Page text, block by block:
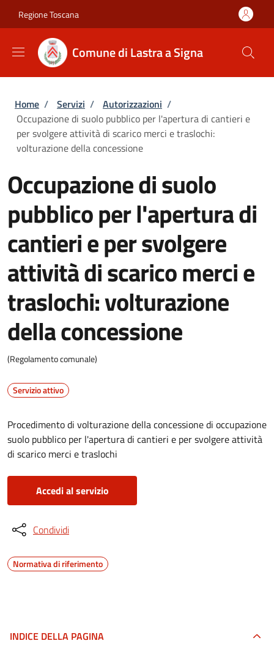
Regione Toscana
Comune di Lastra a Signa
Briciole di pane
Home / Servizi / Autorizzazioni /
Occupazione di suolo pubblico per l'apertura di cantieri e
per svolgere attività di scarico merci e traslochi:
volturazione della concessione
Occupazione di suolo
pubblico per l'apertura di
cantieri e per svolgere
attività di scarico merci e
traslochi: volturazione
della concessione
(Regolamento comunale)
Servizio attivo
Procedimento di volturazione della concessione di occupazione
suolo pubblico per l'apertura di cantieri e per svolgere attività
di scarico merci e traslochi
Accedi al servizio
Condividi
Normativa di riferimento
INDICE DELLA PAGINA